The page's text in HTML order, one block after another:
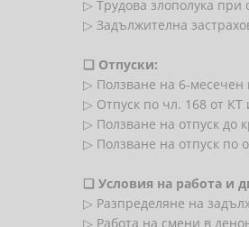
▷ Трудова злополука при
▷ Задължителна
❏ Отпуски:
▷ Ползване на 6-месечен
▷ Отпуск по чл. 168 от КТ
▷ Ползване на отпуск до
▷ Ползване на отпуск по
❏ Условия на работа и
▷ Разпределяне на
▷ Работа на смени в